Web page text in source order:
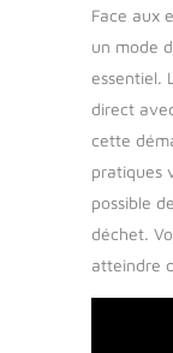
Face aux
un mode
essentiel.
direct
cette
pratiques
possible
déchet.
atteindre